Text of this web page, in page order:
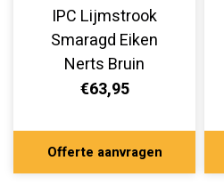
IPC Lijmstrook
Smaragd Eiken
Nerts Bruin
336355903
€63,95
Offerte aanvragen